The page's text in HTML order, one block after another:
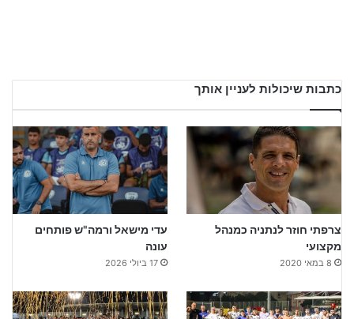
כתבות שיכולות לעניין אותך
צרפתי חוזר לנתניה כמנהל
מקצועי
8 במאי 2020
עדי מישאל ורמה"ש פותחים
עונה
17 ביולי 2026